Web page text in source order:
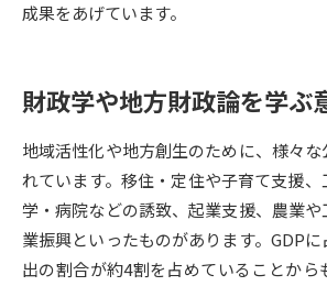
併願校選び 受験スケ
先輩が入学を決めた理由 テレメ
新生活お役立ちガイド
成果をあげています。
財政学や地方財政論を学ぶ
地域活性化や地方創生のために、様々
れています。移住・定住や子育て支援
学・病院などの誘致、起業支援、農業
業振興といったものがあります。GDP
出の割合が約4割を占めていることから